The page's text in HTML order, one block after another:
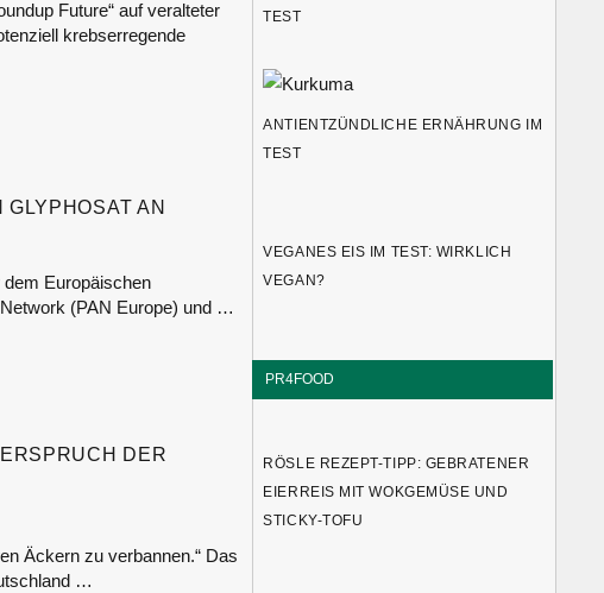
Future“ auf veralteter
krebserregende
AN
Europäischen
(PAN Europe) und …
DER
Äckern zu verbannen.“ Das
…
TEST
ANTIENTZÜNDLICHE ERNÄHRUNG IM
TEST
VEGANES EIS IM TEST: WIRKLICH
VEGAN?
PR4FOOD
RÖSLE REZEPT-TIPP: GEBRATENER
EIERREIS MIT WOKGEMÜSE UND
STICKY-TOFU